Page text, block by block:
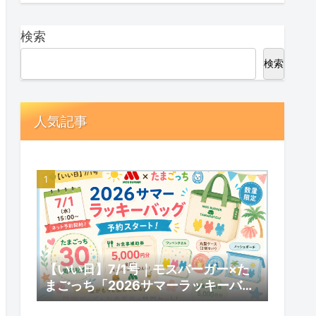
検索
検索
人気記事
【いい日】7/1号｜モスバーガー×た
まごっち「2026サマーラッキーバッ
グ」予約スタート！数量限定の内容と